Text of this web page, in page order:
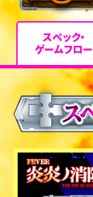
スペック・
ゲームフロー